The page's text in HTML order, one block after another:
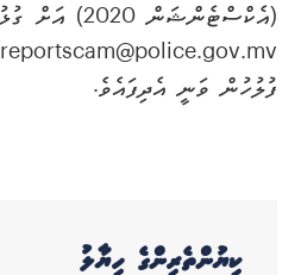
(އެކްސްޓެންޝަން
ފުލުހުން ވަނީ އެދިފައެވެ.
ކިޔުންތެރިންގެ ހިޔާލު